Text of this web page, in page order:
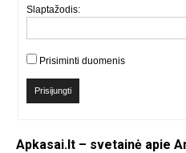
Slaptažodis:
Prisiminti duomenis
Prisijungti
Apkasai.lt – svetainė apie